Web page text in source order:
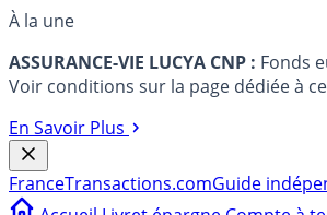
À la une
ASSURANCE-VIE LUCYA CNP : Fonds
Voir conditions sur la page dédiée à
En Savoir Plus
FranceTransactions.comGuide